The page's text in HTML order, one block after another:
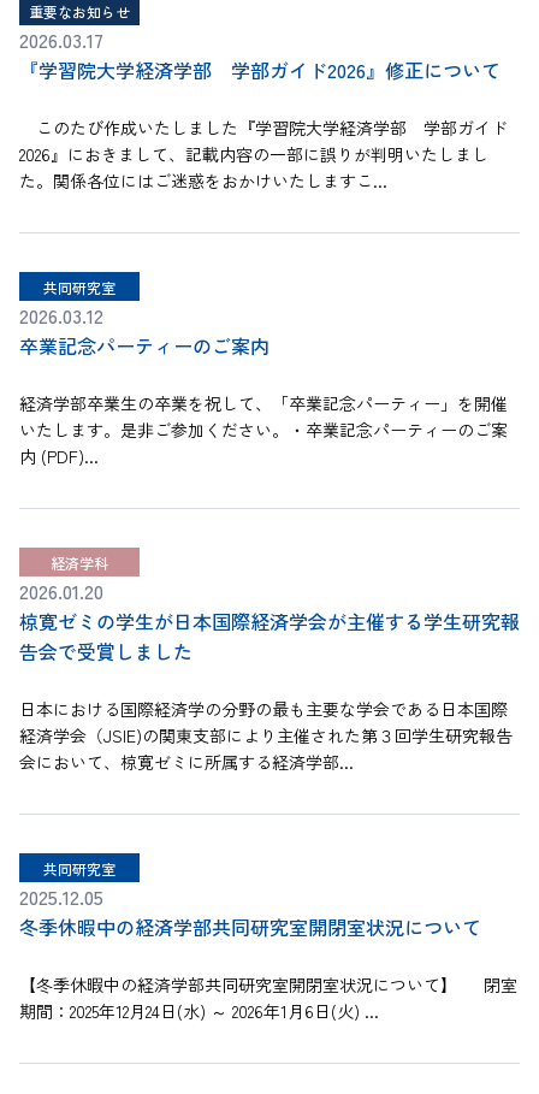
重要なお知らせ
2026.03.17
『学習院大学経済学部 学部ガイド2026』修正について
このたび作成いたしました『学習院大学経済学部 学部ガイド
2026』におきまして、記載内容の一部に誤りが判明いたしまし
た。関係各位にはご迷惑をおかけいたしますこ...
共同研究室
2026.03.12
卒業記念パーティーのご案内
経済学部卒業生の卒業を祝して、「卒業記念パーティー」を開催
いたします。是非ご参加ください。・卒業記念パーティーのご案
内 (PDF)...
経済学科
2026.01.20
椋寛ゼミの学生が日本国際経済学会が主催する学生研究報
告会で受賞しました
日本における国際経済学の分野の最も主要な学会である日本国際
経済学会（JSIE)の関東支部により主催された第３回学生研究報告
会において、椋寛ゼミに所属する経済学部...
共同研究室
2025.12.05
冬季休暇中の経済学部共同研究室開閉室状況について
【冬季休暇中の経済学部共同研究室開閉室状況について】 閉室
期間：2025年12月24日(水) ～ 2026年1月6日(火) ...